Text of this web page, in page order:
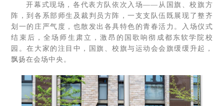
开幕式现场，各代表方队依次入场——从国旗、校旗方
阵，到各系部师生及裁判员方阵，一支支队伍既展现了整齐
划一的庄严气度，也散发出各具特色的青春活力。入场仪式
结束后，全场师生肃立，激昂的国歌响彻成都东软学院校
园。在大家的注目中，国旗、校旗与运动会会旗缓缓升起，
飘扬在会场中央。